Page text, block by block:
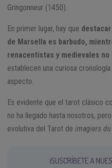
Gringonneur (1450).
En primer lugar, hay que
de Marsella es barbudo,
renacentistas y medievales no
establecen una curiosa
aspecto.
Es evidente que el tarot clásico
no ha llegado hasta nosotros,
evolutiva del Tarot de imagiers
¡SUSCRÍBETE A